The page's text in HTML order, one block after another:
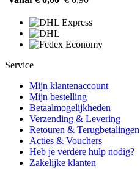
Service
Mijn klantenaccount
Mijn bestelling
Betaalmogelijkheden
Verzending & Levering
Retouren & Terugbetalingen
Acties & Vouchers
Heb je verdere hulp nodig?
Zakelijke klanten